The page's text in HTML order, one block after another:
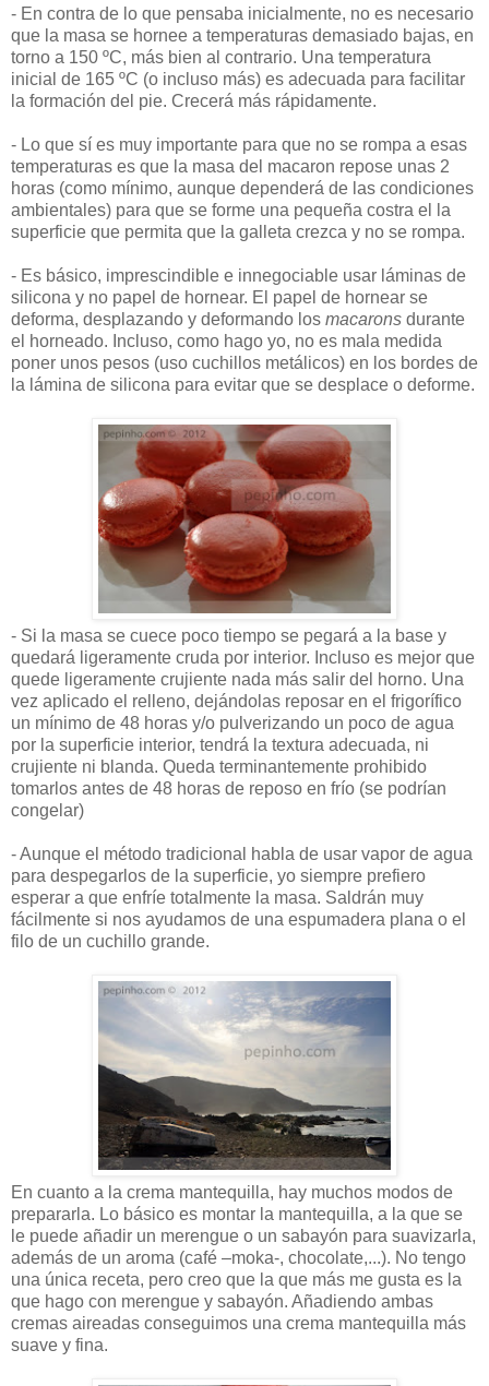
- En contra de lo que pensaba inicialmente, no es necesario
que la masa se hornee a temperaturas demasiado bajas, en
torno a 150 ºC, más bien al contrario. Una temperatura
inicial de 165 ºC (o incluso más) es adecuada para facilitar
la formación del pie. Crecerá más rápidamente.
- Lo que sí es muy importante para que no se rompa a esas
temperaturas es que la masa del macaron repose unas 2
horas (como mínimo, aunque dependerá de las condiciones
ambientales) para que se forme una pequeña costra el la
superficie que permita que la galleta crezca y no se rompa.
- Es básico, imprescindible e innegociable usar láminas de
silicona y no papel de hornear. El papel de hornear se
deforma, desplazando y deformando los macarons durante
el horneado. Incluso, como hago yo, no es mala medida
poner unos pesos (uso cuchillos metálicos) en los bordes de
la lámina de silicona para evitar que se desplace o deforme.
- Si la masa se cuece poco tiempo se pegará a la base y
quedará ligeramente cruda por interior. Incluso es mejor que
quede ligeramente crujiente nada más salir del horno. Una
vez aplicado el relleno, dejándolas reposar en el frigorífico
un mínimo de 48 horas y/o pulverizando un poco de agua
por la superficie interior, tendrá la textura adecuada, ni
crujiente ni blanda. Queda terminantemente prohibido
tomarlos antes de 48 horas de reposo en frío (se podrían
congelar)
- Aunque el método tradicional habla de usar vapor de agua
para despegarlos de la superficie, yo siempre prefiero
esperar a que enfríe totalmente la masa. Saldrán muy
fácilmente si nos ayudamos de una espumadera plana o el
filo de un cuchillo grande.
En cuanto a la crema mantequilla, hay muchos modos de
prepararla. Lo básico es montar la mantequilla, a la que se
le puede añadir un merengue o un sabayón para suavizarla,
además de un aroma (café –moka-, chocolate,...). No tengo
una única receta, pero creo que la que más me gusta es la
que hago con merengue y sabayón. Añadiendo ambas
cremas aireadas conseguimos una crema mantequilla más
suave y fina.